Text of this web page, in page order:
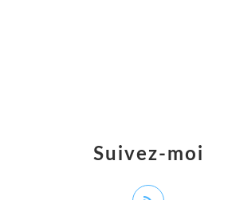
Suivez-moi